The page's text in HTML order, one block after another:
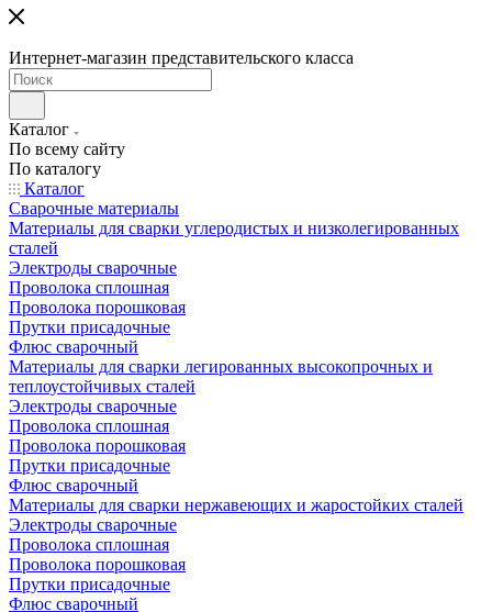
Интернет-магазин представительского класса
Каталог
По всему сайту
По каталогу
Каталог
Сварочные материалы
Материалы для сварки углеродистых и низколегированных
сталей
Электроды сварочные
Проволока сплошная
Проволока порошковая
Прутки присадочные
Флюс сварочный
Материалы для сварки легированных высокопрочных и
теплоустойчивых сталей
Электроды сварочные
Проволока сплошная
Проволока порошковая
Прутки присадочные
Флюс сварочный
Материалы для сварки нержавеющих и жаростойких сталей
Электроды сварочные
Проволока сплошная
Проволока порошковая
Прутки присадочные
Флюс сварочный